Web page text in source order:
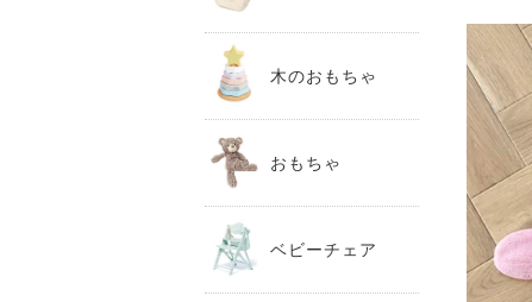
木のおもちゃ
おもちゃ
ベビーチェア